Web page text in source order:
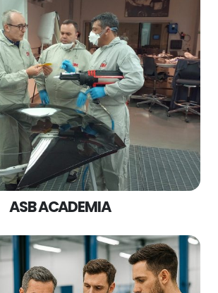
ASB ACADEMIA